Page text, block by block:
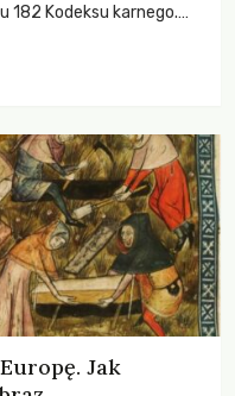
Kodeksu karnego.
śmierci rzeki.
Jak